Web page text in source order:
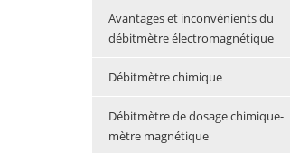
Avantages et inconvénients du
débitmètre électromagnétique
Débitmètre chimique
Débitmètre de dosage chimique-
mètre magnétique